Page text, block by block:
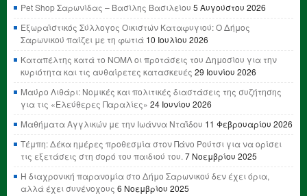
Pet Shop Σαρωνίδας – Βασίλης Βασιλείου 5 Αυγούστου 2026
Εξωραϊστικός Σύλλογος Οικιστών Καταφυγιού: Ο Δήμος
Σαρωνικού παίζει με τη φωτιά 10 Ιουλίου 2026
Καταπέλτης κατά το ΝΟΜΛ οι προτάσεις του Δημοσίου για την
κυριότητα και τις αυθαίρετες κατασκευές 29 Ιουνίου 2026
Μαύρο Λιθάρι: Νομικές και πολιτικές διαστάσεις της συζήτησης
για τις «Ελεύθερες Παραλίες» 24 Ιουνίου 2026
Μαθήματα Αγγλικών με την Ιωάννα Νταΐδου 11 Φεβρουαρίου 2026
Τέμπη: Δέκα ημέρες προθεσμία στον Πάνο Ρούτσι για να ορίσει
τις εξετάσεις στη σορό του παιδιού του. 7 Νοεμβρίου 2025
Η διαχρονική παρανομία στο Δήμο Σαρωνικού δεν έχει όρια,
αλλά έχει συνένοχους 6 Νοεμβρίου 2025